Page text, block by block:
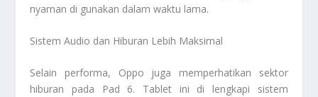
nyaman di gunakan dalam waktu lama.
Sistem Audio dan Hiburan Lebih Maksimal
Selain performa, Oppo juga memperhatikan sektor
hiburan pada Pad 6. Tablet ini di lengkapi sistem